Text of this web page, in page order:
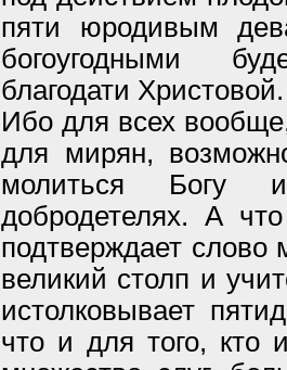
пяти юродивым
богоугодными
благодати Христовой.
Ибо для всех
для мирян,
молиться Богу
добродетелях. А
подтверждает слово
великий столп и
истолковывает
что и для того, кто